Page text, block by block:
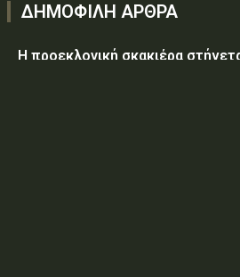
ΔΗΜΟΦΙΛΗ ΑΡΘΡΑ
Η προεκλογική σκακιέρα
Υεμένη: Στους 58 οι νεκροί,